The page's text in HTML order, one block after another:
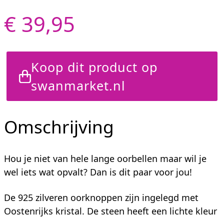
€ 39,95
Koop dit product op
swanmarket.nl
Omschrijving
Hou je niet van hele lange oorbellen maar wil je
wel iets wat opvalt? Dan is dit paar voor jou!
De 925 zilveren oorknoppen zijn ingelegd met
Oostenrijks kristal. De steen heeft een lichte kleur